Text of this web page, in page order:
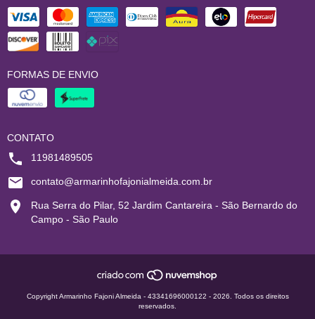
FORMAS DE ENVIO
CONTATO
11981489505
contato@armarinhofajonialmeida.com.br
Rua Serra do Pilar, 52 Jardim Cantareira - São Bernardo do
Campo - São Paulo
Copyright Armarinho Fajoni Almeida - 43341696000122 - 2026. Todos os direitos
reservados.